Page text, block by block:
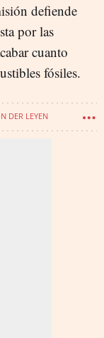
defiende
por las
cuanto
fósiles.
DER LEYEN